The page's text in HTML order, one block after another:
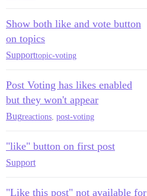
Show both like and vote button
on topics
Supporttopic-voting
Post Voting has likes enabled
but they won't appear
Bugreactions post-voting
"like" button on first post
Support
"Like this post" not available for